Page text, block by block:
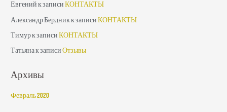
Евгенийк записиКОНТАКТЫ
Александр Бердникк записиКОНТАКТЫ
Тимурк записиКОНТАКТЫ
Татьянак записиОтзывы
Архивы
Февраль 2020